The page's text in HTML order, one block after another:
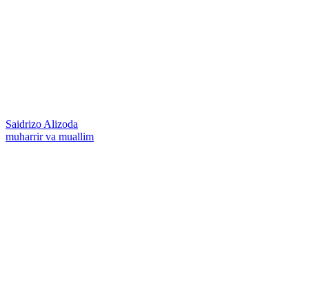
Saidrizo Alizoda
muharrir va muallim